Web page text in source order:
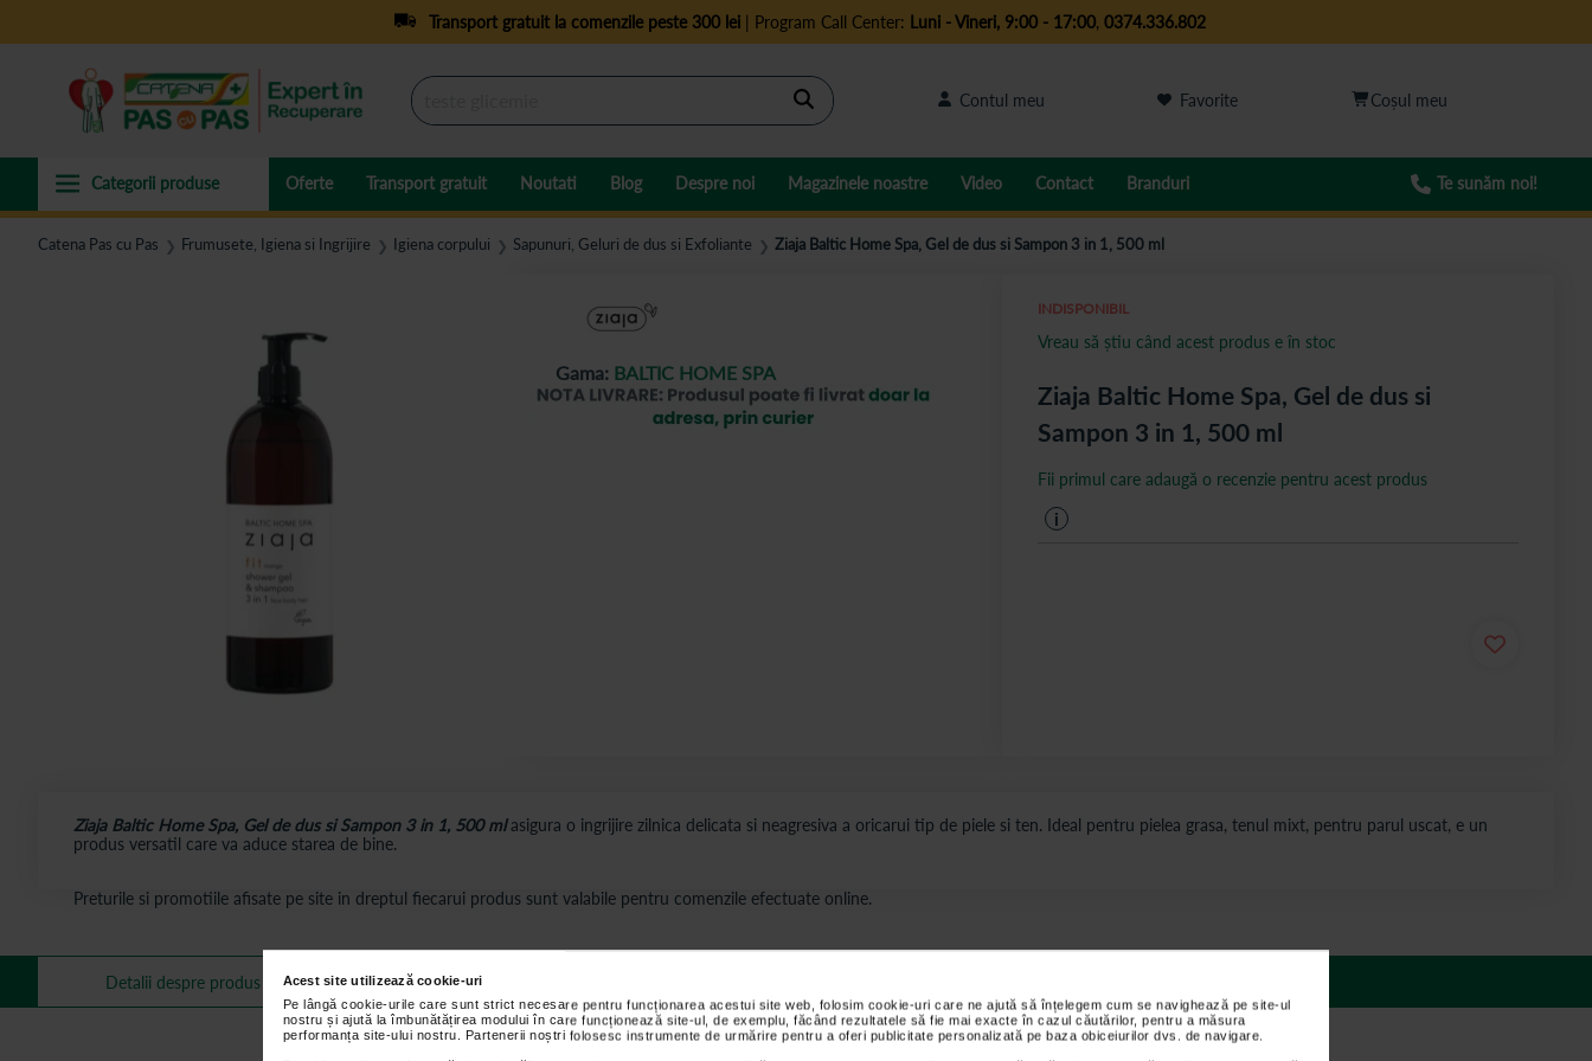
Acest site utilizează cookie-uri
Pe lângă cookie-urile care sunt strict necesare pentru funcționarea acestui site web, folosim cookie-uri care ne ajută să înțelegem cum se navighează pe site-ul
nostru și ajută la îmbunătățirea modului în care funcționează site-ul, de exemplu, făcând rezultatele să fie mai exacte în cazul căutărilor, pentru a măsura
performanța site-ului nostru. Partenerii noștri folosesc instrumente de urmărire pentru a oferi publicitate personalizată pe baza obiceiurilor dvs. de navigare.
Transport gratuit la comenzile peste 300 lei| Program Call Center: Luni - Vineri, 9:00 - 17:00, 0374.336.802
Cautare Contul meu Favorite
Oferte Transport gratuit Noutati Blog Despre noi Magazinele noastre Video Contact Branduri Te sunăm noi!
Catena Pas cu Pas ❯ Frumusete, Igiena si Ingrijire ❯ Igiena corpului ❯ Sapunuri, Geluri de dus si Exfoliante ❯ Ziaja Baltic Home Spa, Gel de dus si Sampon 3 in 1, 500 ml
Gama: BALTIC HOME SPA
Ziaja Baltic Home Spa, Gel de dus si Sampon 3 in 1, 500 mlasigura o ingrijire zilnica delicata si neagresiva a oricarui tip de piele si ten. Ideal pentru pielea grasa, tenul mixt, pentru parul uscat, e un
produs versatil care va aduce starea de bine.
Ziaja Baltic Home Spa, Gel de dus si
Sampon 3 in 1, 500 ml
INDISPONIBIL
Fii primul care adaugă o recenzie pentru acest produs
i
Vreau să știu când acest produs e în stoc
Preturile si promotiile afisate pe site in dreptul fiecarui produs sunt valabile pentru comenzile efectuate online.
Detalii despre produs Mai multe informații